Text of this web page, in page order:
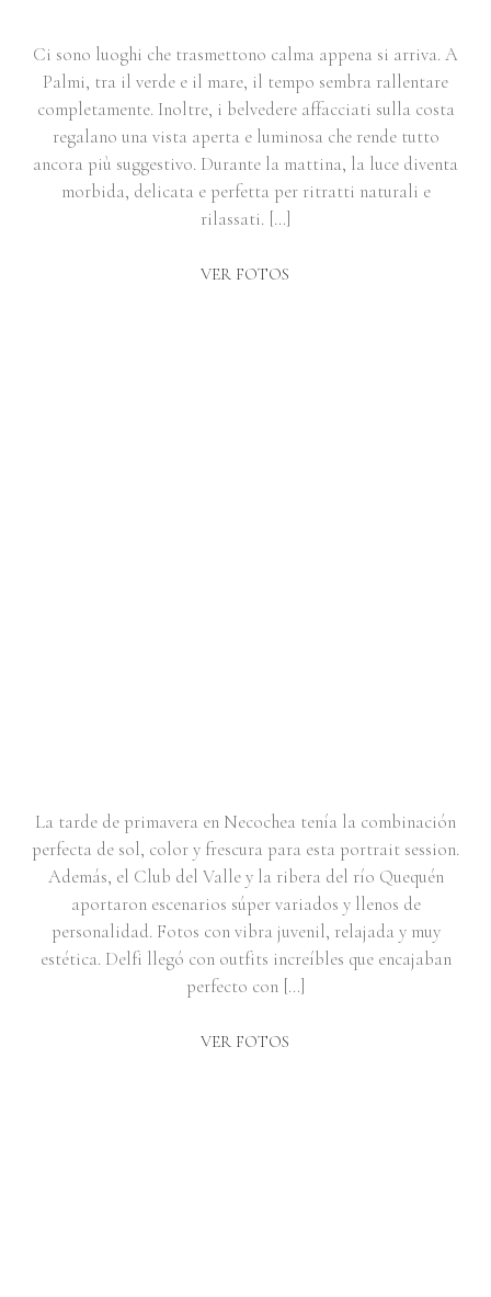
VER FOTOS
Ci sono luoghi che trasmettono calma appena si arriva. A
Palmi, tra il verde e il mare, il tempo sembra rallentare
completamente. Inoltre, i belvedere affacciati sulla costa
regalano una vista aperta e luminosa che rende tutto
ancora più suggestivo. Durante la mattina, la luce diventa
morbida, delicata e perfetta per ritratti naturali e
rilassati. […]
DELFINA
VER FOTOS
La tarde de primavera en Necochea tenía la combinación
perfecta de sol, color y frescura para esta portrait session.
Además, el Club del Valle y la ribera del río Quequén
aportaron escenarios súper variados y llenos de
personalidad. Fotos con vibra juvenil, relajada y muy
estética. Delfi llegó con outfits increíbles que encajaban
perfecto con […]